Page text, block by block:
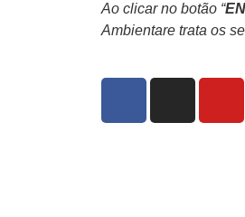
Ao clicar no botão “
Ambientare trata os